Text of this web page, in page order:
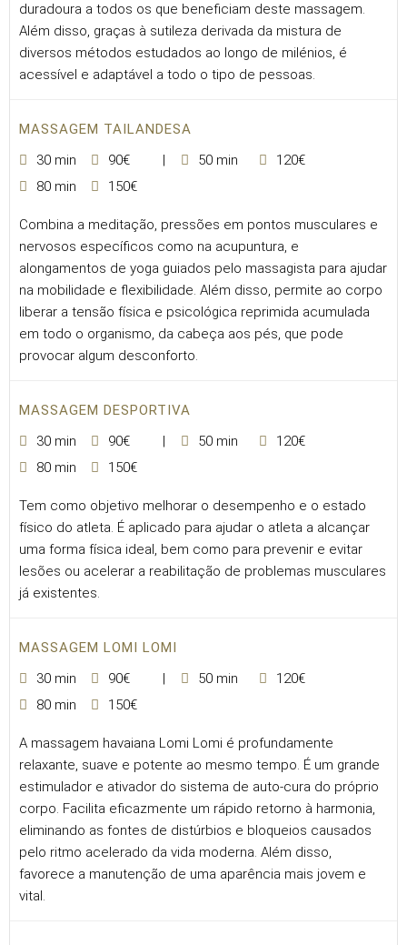
duradoura a todos os que beneficiam deste massagem.
Além disso, graças à sutileza derivada da mistura de
diversos métodos estudados ao longo de milénios, é
acessível e adaptável a todo o tipo de pessoas.
MASSAGEM TAILANDESA
30 min
90€ 50 min
120€
80 min
150€
Combina a meditação, pressões em pontos musculares e
nervosos específicos como na acupuntura, e
alongamentos de yoga guiados pelo massagista para ajudar
na mobilidade e flexibilidade. Além disso, permite ao corpo
liberar a tensão física e psicológica reprimida acumulada
em todo o organismo, da cabeça aos pés, que pode
provocar algum desconforto.
MASSAGEM DESPORTIVA
30 min
90€ 50 min
120€
80 min
150€
Tem como objetivo melhorar o desempenho e o estado
físico do atleta. É aplicado para ajudar o atleta a alcançar
uma forma física ideal, bem como para prevenir e evitar
lesões ou acelerar a reabilitação de problemas musculares
já existentes.
MASSAGEM LOMI LOMI
30 min
90€ 50 min
120€
80 min
150€
A massagem havaiana Lomi Lomi é profundamente
relaxante, suave e potente ao mesmo tempo. É um grande
estimulador e ativador do sistema de auto-cura do próprio
corpo. Facilita eficazmente um rápido retorno à harmonia,
eliminando as fontes de distúrbios e bloqueios causados
pelo ritmo acelerado da vida moderna. Além disso,
favorece a manutenção de uma aparência mais jovem e
vital.